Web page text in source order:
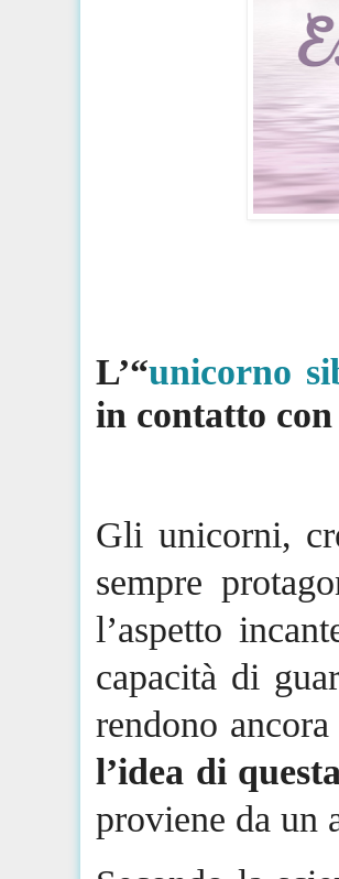
L’“unicorno
in contatto
Gli unicorni,
sempre
l’aspetto
capacità di
rendono
l’idea di
proviene da un